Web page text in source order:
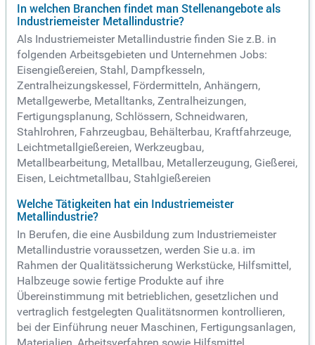
In welchen Branchen findet man Stellenangebote als
Industriemeister Metallindustrie?
Als Industriemeister Metallindustrie finden Sie z.B. in
folgenden Arbeitsgebieten und Unternehmen Jobs:
Eisengießereien, Stahl, Dampfkesseln,
Zentralheizungskessel, Fördermitteln, Anhängern,
Metallgewerbe, Metalltanks, Zentralheizungen,
Fertigungsplanung, Schlössern, Schneidwaren,
Stahlrohren, Fahrzeugbau, Behälterbau, Kraftfahrzeuge,
Leichtmetallgießereien, Werkzeugbau,
Metallbearbeitung, Metallbau, Metallerzeugung, Gießerei,
Eisen, Leichtmetallbau, Stahlgießereien
Welche Tätigkeiten hat ein Industriemeister
Metallindustrie?
In Berufen, die eine Ausbildung zum Industriemeister
Metallindustrie voraussetzen, werden Sie u.a. im
Rahmen der Qualitätssicherung Werkstücke, Hilfsmittel,
Halbzeuge sowie fertige Produkte auf ihre
Übereinstimmung mit betrieblichen, gesetzlichen und
vertraglich festgelegten Qualitätsnormen kontrollieren,
bei der Einführung neuer Maschinen, Fertigungsanlagen,